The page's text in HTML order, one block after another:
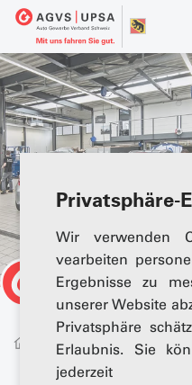
Privatsphäre-
Wir verwenden
vearbeiten
Ergebnisse zu
unserer Website
Privatsphäre
Erlaubnis. Sie
Über uns Mitglieder